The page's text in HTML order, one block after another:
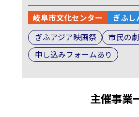
岐阜市文化センター
ぎふし
ぎふアジア映画祭
市民の
申し込みフォームあり
主催事業